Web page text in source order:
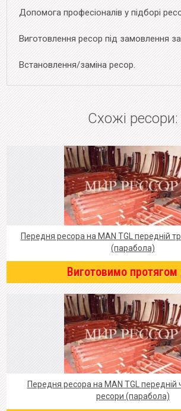
Допомога професіоналів у підборі
Виготовлення ресор під замовлення
Встановлення/заміна ресор.
Схожі ресори:
Передня ресора на MAN TGL передній
(парабола)
Виготовимо протягом
Передня ресора на MAN TGL передній
ресори (парабола)